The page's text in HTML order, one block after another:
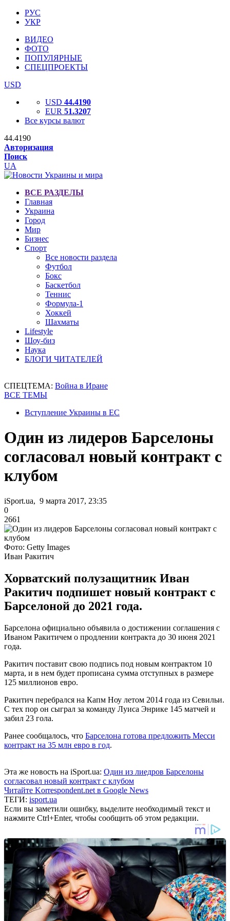
РУС
УКР
ВИДЕО
ФОТО
ПОПУЛЯРНЫЕ
СПЕЦПРОЕКТЫ
USD
USD 44.4190
EUR 51.3207
Все курсы валют
44.4190
Авторизация
Поиск
UA
ВСЕ РАЗДЕЛЫ
Главная
Украина
Город
Мир
Бизнес
Спорт
Все новости раздела
Футбол
Бокс
Баскетбол
Теннис
Формула-1
Хоккей
Шахматы
Lifestyle
Шоу-биз
Наука
БЛОГИ ЧИТАТЕЛЕЙ
СПЕЦТЕМА: Война в Иране
ВСЕ ТЕМЫ
Вступление Украины в ЕС
Один из лидеров Барселоны
согласовал новый контракт с
клубом
iSport.ua, 9 марта 2017, 23:35
0
2661
Фото: Getty Images
Иван Ракитич
Хорватский полузащитник Иван
Ракитич подпишет новый контракт с
Барселоной до 2021 года.
Барселона официально объявила о достижении соглашения с
Иваном Ракитичем о продлении контракта до 30 июня 2021
года.
Ракитич поставит свою подпись под новым контрактом 10
марта, и в нем будет прописана сумма отступных в размере
125 миллионов евро.
Ракитич перебрался на Капм Ноу летом 2014 года из Севильи.
С тех пор он сыграл за команду Луиса Энрике 145 матчей и
забил 23 гола.
Ранее сообщалось, что Барселона готова предложить Месси
контракт на 35 млн евро в год.
Эта же новость на iSport.ua: Один из лиедров Барселоны
согласовал новый контракт с клубом
Читайте Korrespondent.net в Google News
ТЕГИ: isport.ua
Если вы заметили ошибку, выделите необходимый текст и
нажмите Ctrl+Enter, чтобы сообщить об этом редакции.